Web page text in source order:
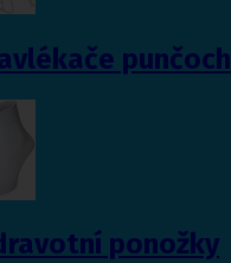
punčoch
ponožky